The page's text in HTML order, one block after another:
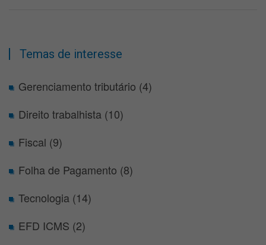
Temas de interesse
Gerenciamento tributário (4)
Direito trabalhista (10)
Fiscal (9)
Folha de Pagamento (8)
Tecnologia (14)
EFD ICMS (2)